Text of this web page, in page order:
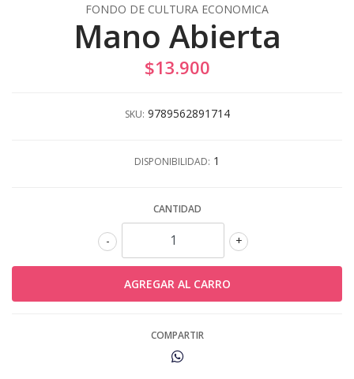
FONDO DE CULTURA ECONOMICA
Mano Abierta
$13.900
SKU: 9789562891714
DISPONIBILIDAD: 1
CANTIDAD
+
-
COMPARTIR